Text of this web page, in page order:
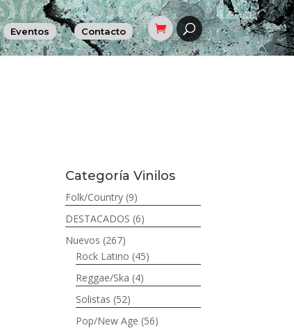
Eventos Contacto
Categoría Vinilos
Folk/Country (9)
DESTACADOS (6)
Nuevos (267)
Rock Latino (45)
Reggae/Ska (4)
Solistas (52)
Pop/New Age (56)